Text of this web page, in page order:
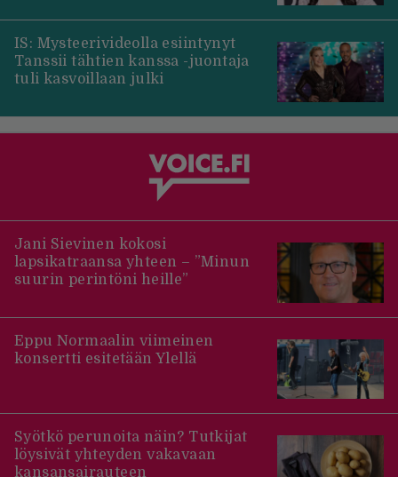
IS: Mysteerivideolla esiintynyt
Tanssii tähtien kanssa -juontaja
tuli kasvoillaan julki
Jani Sievinen kokosi
lapsikatraansa yhteen – ”Minun
suurin perintöni heille”
Eppu Normaalin viimeinen
konsertti esitetään Ylellä
Syötkö perunoita näin? Tutkijat
löysivät yhteyden vakavaan
kansansairauteen